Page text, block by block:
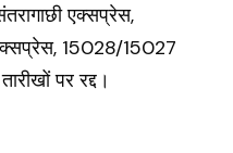
एक्सप्रेस,
15028/15027
पर रद्द।